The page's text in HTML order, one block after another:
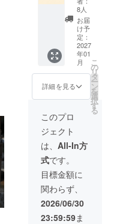
70円と
なりま
【ブッ
ダガヤ
の子ど
もたち
からの
サン
キュー
レ
ター】
を心を
込めて
お届け
しま
す！ (寄
付金受
領証明
書を発
行しま
す)
8人
お届
け予
定：
2027
年01
月
詳細を見る
こ
の
リ
タ
ー
ン
を
選
択
す
る
このプロ
ジェクト
は、 All-In方
式です。
目標金額に
関わらず、
2026/06/30
23:59:59ま